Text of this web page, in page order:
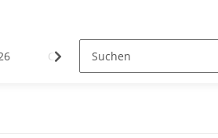
Camping- & Stellplatzführer